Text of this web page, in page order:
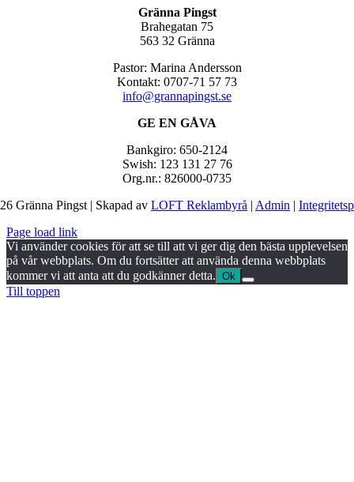
Gränna Pingst
Brahegatan 75
563 32 Gränna
Pastor: Marina Andersson
Kontakt: 0707-71 57 73
info@grannapingst.se
GE EN GÅVA
Bankgiro: 650-2124
Swish: 123 131 27 76
Org.nr.: 826000-0735
Gränna Pingst | Skapad av LOFT Reklambyrå | Admin |
Page load link
Vi använder cookies för att se till att vi ger dig den bästa upplevelsen
på vår webbplats. Om du fortsätter att använda denna webbplats
kommer vi att anta att du godkänner detta. Ok
Till toppen